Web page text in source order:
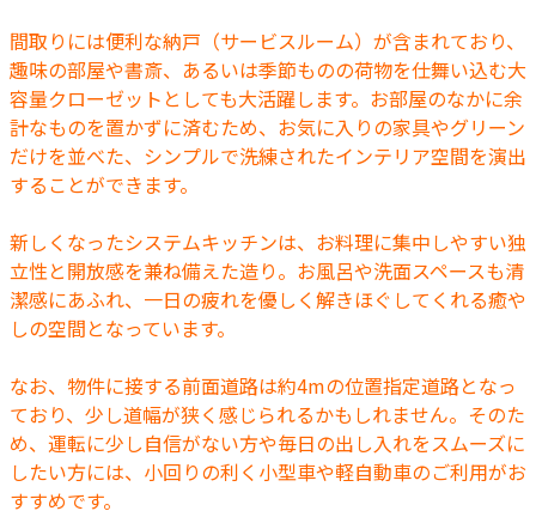
間取りには便利な納戸（サービスルーム）が含まれており、
趣味の部屋や書斎、あるいは季節ものの荷物を仕舞い込む大
容量クローゼットとしても大活躍します。お部屋のなかに余
計なものを置かずに済むため、お気に入りの家具やグリーン
だけを並べた、シンプルで洗練されたインテリア空間を演出
することができます。
新しくなったシステムキッチンは、お料理に集中しやすい独
立性と開放感を兼ね備えた造り。お風呂や洗面スペースも清
潔感にあふれ、一日の疲れを優しく解きほぐしてくれる癒や
しの空間となっています。
なお、物件に接する前面道路は約4mの位置指定道路となっ
ており、少し道幅が狭く感じられるかもしれません。そのた
め、運転に少し自信がない方や毎日の出し入れをスムーズに
したい方には、小回りの利く小型車や軽自動車のご利用がお
すすめです。